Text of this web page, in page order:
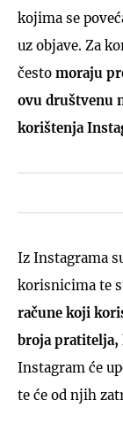
kojima se
uz objave. Za
često moraju
ovu društvenu
korištenja
Iz Instagrama
korisnicima te
račune koji
broja pratitelja,
Instagram će
te će od njih